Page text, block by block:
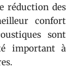
réduction des
confort
sont
important à